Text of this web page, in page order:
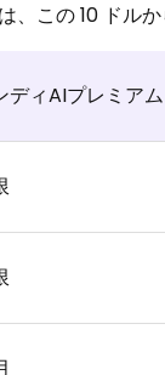
この 10 ドル
ディAIプレミアム